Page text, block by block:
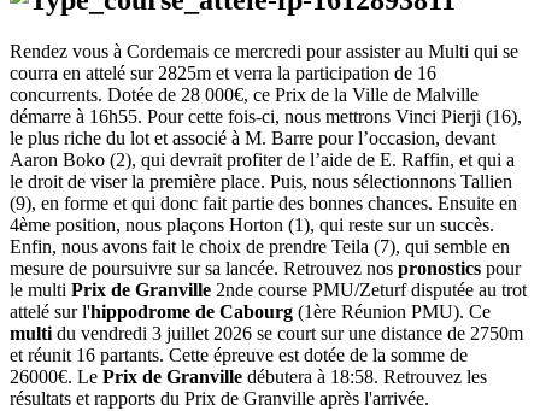
Rendez vous à Cordemais ce mercredi pour assister au Multi qui se
courra en attelé sur 2825m et verra la participation de 16
concurrents. Dotée de 28 000€, ce Prix de la Ville de Malville
démarre à 16h55. Pour cette fois-ci, nous mettrons Vinci Pierji (16),
le plus riche du lot et associé à M. Barre pour l’occasion, devant
Aaron Boko (2), qui devrait profiter de l’aide de E. Raffin, et qui a
le droit de viser la première place. Puis, nous sélectionnons Tallien
(9), en forme et qui donc fait partie des bonnes chances. Ensuite en
4ème position, nous plaçons Horton (1), qui reste sur un succès.
Enfin, nous avons fait le choix de prendre Teila (7), qui semble en
mesure de poursuivre sur sa lancée. Retrouvez nos pronostics pour
le multi Prix de Granville 2nde course PMU/Zeturf disputée au trot
attelé sur l'hippodrome de Cabourg (1ère Réunion PMU). Ce
multi du vendredi 3 juillet 2026 se court sur une distance de 2750m
et réunit 16 partants. Cette épreuve est dotée de la somme de
26000€. Le Prix de Granville débutera à 18:58. Retrouvez les
résultats et rapports du Prix de Granville après l'arrivée.